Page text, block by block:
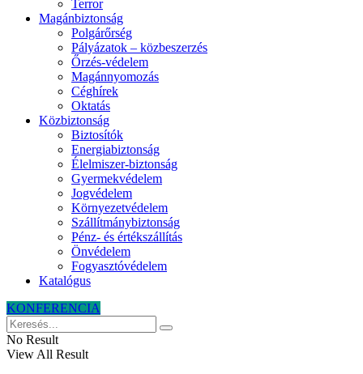
Terror
Magánbiztonság
Polgárőrség
Pályázatok – közbeszerzés
Őrzés-védelem
Magánnyomozás
Céghírek
Oktatás
Közbiztonság
Biztosítók
Energiabiztonság
Élelmiszer-biztonság
Gyermekvédelem
Jogvédelem
Környezetvédelem
Szállítmánybiztonság
Pénz- és értékszállítás
Önvédelem
Fogyasztóvédelem
Katalógus
KONFERENCIA
No Result
View All Result